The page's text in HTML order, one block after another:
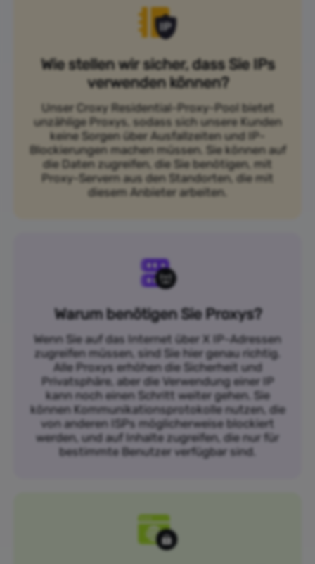
Wie stellen wir sicher, dass Sie IPs
verwenden können?
Unser Croxy Residential-Proxy-Pool bietet
unzählige Proxys, sodass sich unsere Kunden
keine Sorgen über Ausfallzeiten und IP-
Blockierungen machen müssen. Sie können auf
die Daten zugreifen, die Sie benötigen, mit
Proxy-Servern aus den Standorten, die mit
diesem Anbieter arbeiten.
Warum benötigen Sie Proxys?
Wenn Sie auf das Internet über X IP-Adressen
zugreifen müssen, sind Sie hier genau richtig.
Alle Proxys erhöhen die Sicherheit und
Privatsphäre, aber die Verwendung einer IP
kann noch einen Schritt weiter gehen. Sie
können Kommunikationsprotokolle nutzen, die
von anderen ISPs möglicherweise blockiert
werden, und auf Inhalte zugreifen, die nur für
bestimmte Benutzer verfügbar sind.